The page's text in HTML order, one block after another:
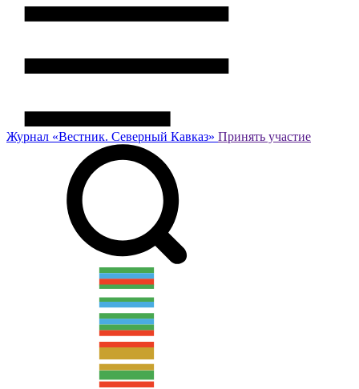
Журнал «Вестник. Северный Кавказ» Принять участие